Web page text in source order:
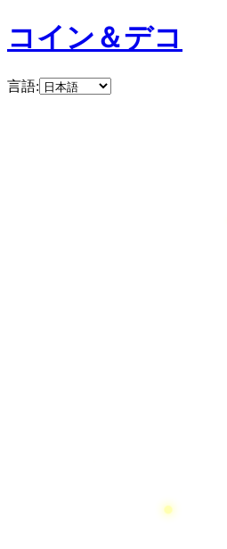
コイン＆デコ
言語: